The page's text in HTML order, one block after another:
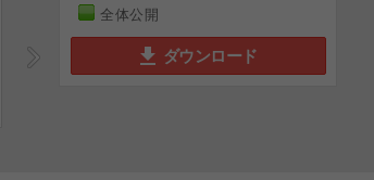
全体公開
ダウンロード